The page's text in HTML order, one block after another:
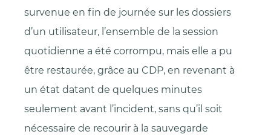
survenue en fin de journée sur les dossiers
d’un utilisateur, l’ensemble de la session
quotidienne a été corrompu, mais elle a pu
être restaurée, grâce au CDP, en revenant à
un état datant de quelques minutes
seulement avant l’incident, sans qu’il soit
nécessaire de recourir à la sauvegarde